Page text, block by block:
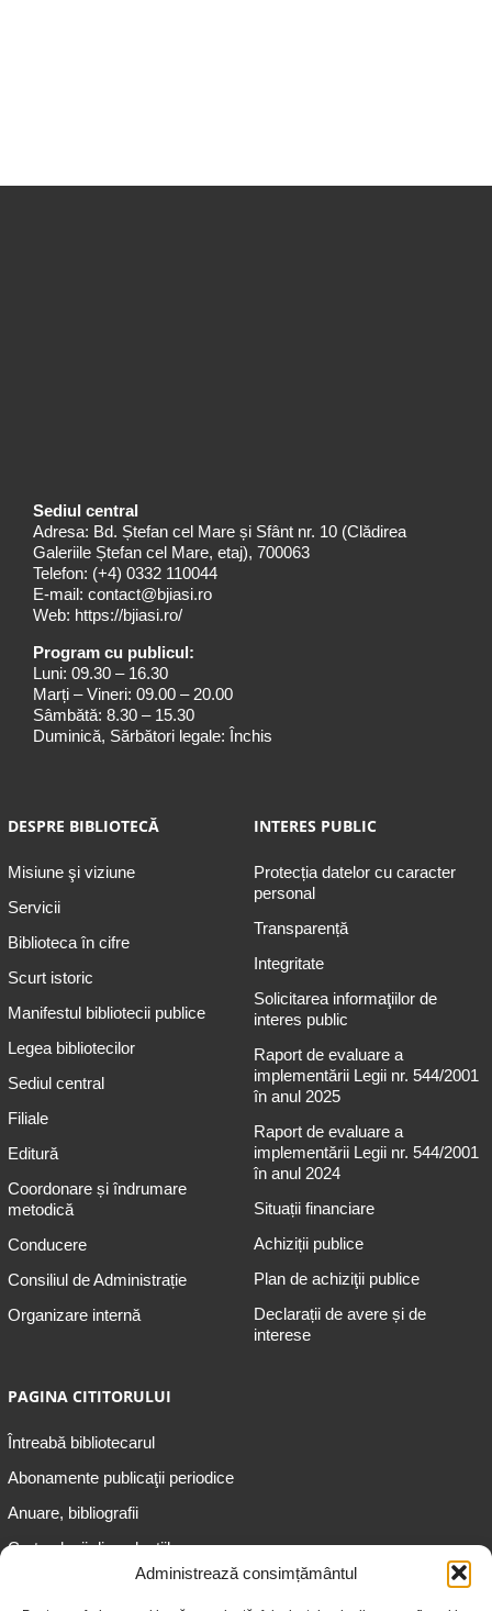
Administrează consimțământul
Sediul central
Adresa: Bd. Ștefan cel Mare și Sfânt nr. 10 (Clădirea
Galeriile Ștefan cel Mare, etaj), 700063
Telefon: (+4) 0332 110044
E-mail: contact@bjiasi.ro
Web: https://bjiasi.ro/
Program cu publicul:
Luni: 09.30 – 16.30
Marți – Vineri: 09.00 – 20.00
Sâmbătă: 8.30 – 15.30
Duminică, Sărbători legale: Închis
DESPRE BIBLIOTECĂ
Misiune şi viziune
Servicii
Biblioteca în cifre
Scurt istoric
Manifestul bibliotecii publice
Legea bibliotecilor
Sediul central
Filiale
Editură
Coordonare și îndrumare
metodică
Conducere
Consiliul de Administrație
Organizare internă
INTERES PUBLIC
Protecția datelor cu caracter
personal
Transparență
Integritate
Solicitarea informaţiilor de
interes public
Raport de evaluare a
implementării Legii nr. 544/2001
în anul 2025
Raport de evaluare a
implementării Legii nr. 544/2001
în anul 2024
Situații financiare
Achiziții publice
Plan de achiziţii publice
Declarații de avere și de
interese
PAGINA CITITORULUI
Întreabă bibliotecarul
Abonamente publicaţii periodice
Anuare, bibliografii
Cartea lunii din colecțiile